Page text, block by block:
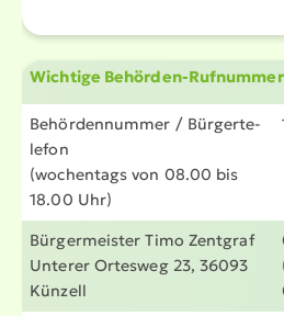
Wichtige Behörden-
Behör­den­nummer / Bürger­te­
lefon
(wochentags von 08.00 bis
18.00 Uhr)
Bürger­meister Timo Zentgraf
Unterer Ortesweg 23, 36093
Künzell